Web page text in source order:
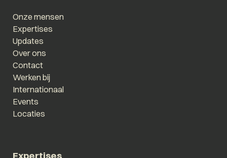
Onze mensen
Expertises
Updates
Over ons
Contact
Werken bij
Internationaal
Events
Locaties